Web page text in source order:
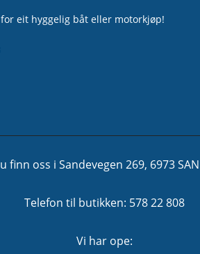
eit hyggelig båt eller motorkjøp!
finn oss i Sandevegen 269, 6973
Telefon til butikken: 578 22 808
Vi har ope: